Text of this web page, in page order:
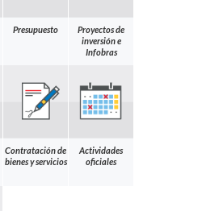
Presupuesto
Proyectos de
inversión e
Infobras
Contratación de
bienes y servicios
Actividades
oficiales